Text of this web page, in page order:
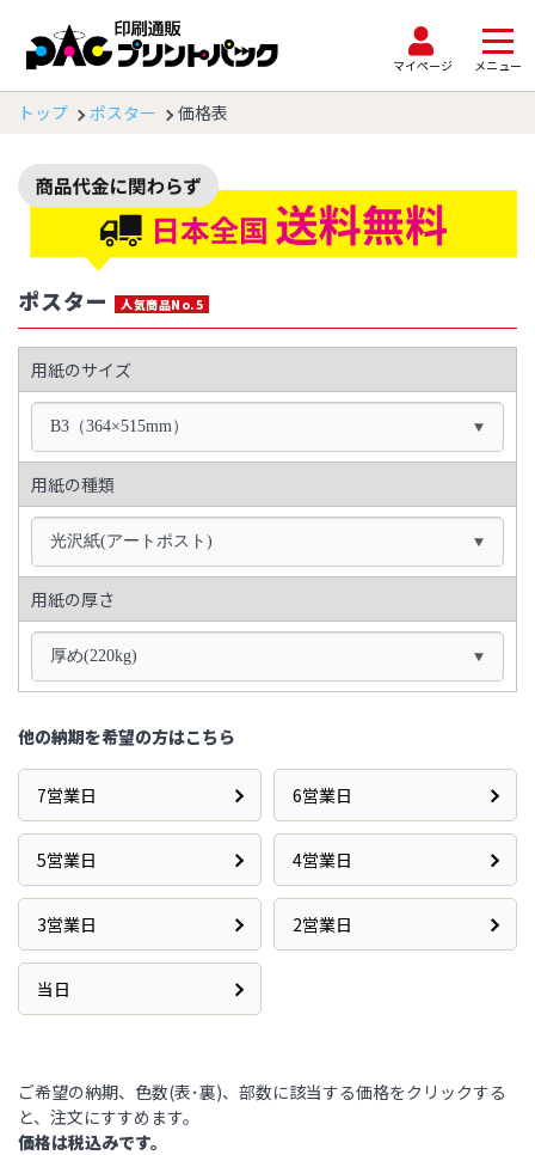
マイページ メニュー
トップ ポスター 価格表
ポスター 人気商品No.5
用紙のサイズ
B3（364×515mm）
用紙の種類
光沢紙(アートポスト)
用紙の厚さ
厚め(220kg)
他の納期を希望の方はこちら
7営業日 6営業日
5営業日 4営業日
3営業日 2営業日
当日
ご希望の納期、色数(表･裏)、部数に該当する価格をクリックする
と、注文にすすめます。
価格は税込みです。